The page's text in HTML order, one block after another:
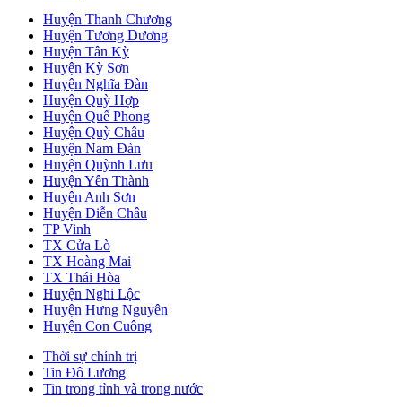
Huyện Thanh Chương
Huyện Tương Dương
Huyện Tân Kỳ
Huyện Kỳ Sơn
Huyện Nghĩa Đàn
Huyện Quỳ Hợp
Huyện Quế Phong
Huyện Quỳ Châu
Huyện Nam Đàn
Huyện Quỳnh Lưu
Huyện Yên Thành
Huyện Anh Sơn
Huyện Diễn Châu
TP Vinh
TX Cửa Lò
TX Hoàng Mai
TX Thái Hòa
Huyện Nghi Lộc
Huyện Hưng Nguyên
Huyện Con Cuông
Thời sự chính trị
Tin Đô Lương
Tin trong tỉnh và trong nước